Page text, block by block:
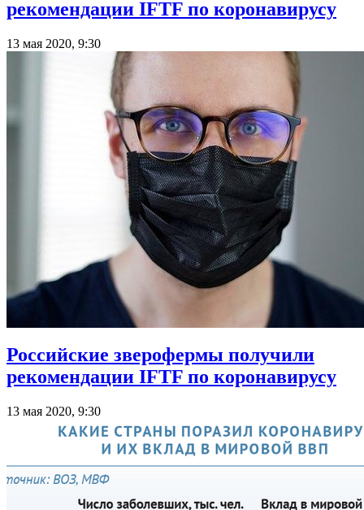
рекомендации IFTF по коронавирусу
13 мая 2020, 9:30
Российские зверофермы получили
рекомендации IFTF по коронавирусу
13 мая 2020, 9:30